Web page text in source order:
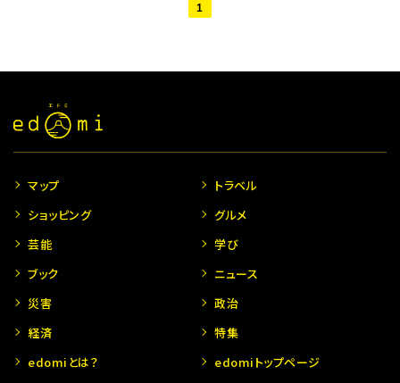
1
マップ
トラベル
ショッピング
グルメ
芸能
学び
ブック
ニュース
災害
政治
経済
特集
edomiとは？
edomiトップページ